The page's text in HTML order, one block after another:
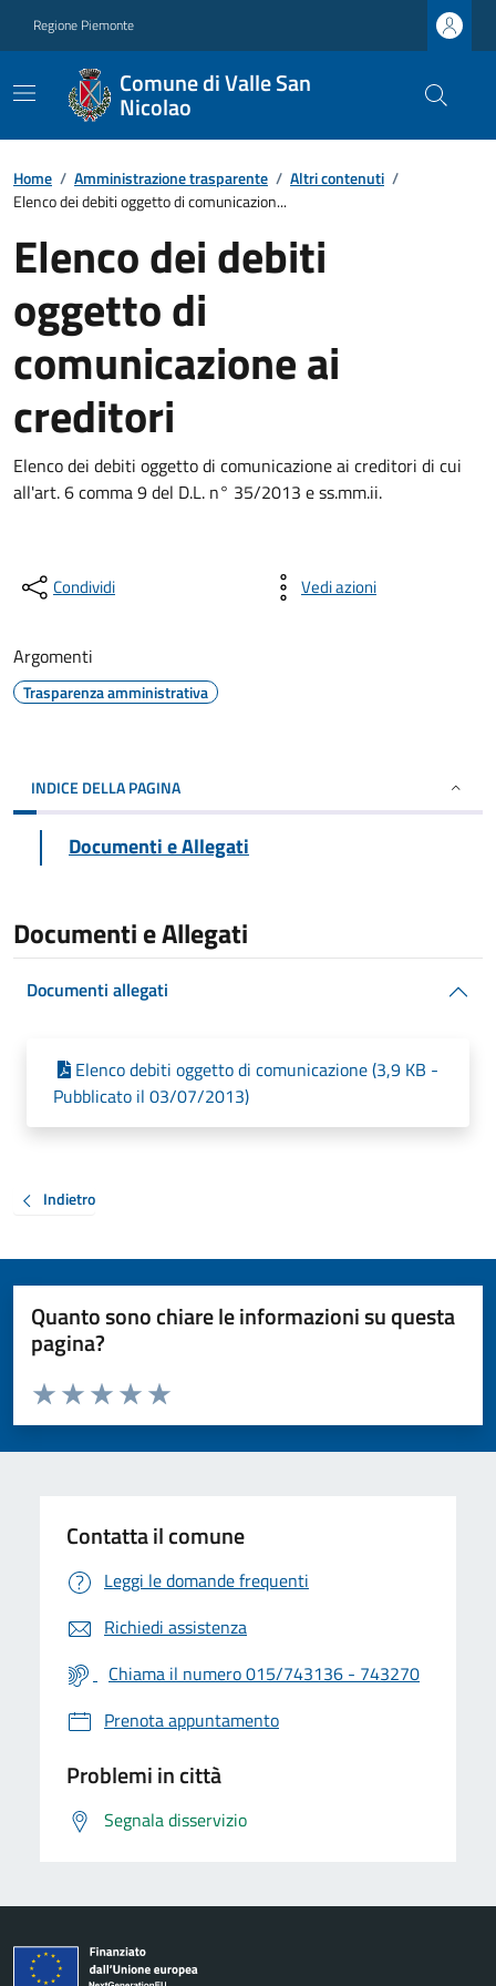
Regione Piemonte
Comune di Valle San
Nicolao
Home / Amministrazione trasparente / Altri contenuti /
Elenco dei debiti oggetto di comunicazion...
Elenco dei debiti
oggetto di
comunicazione ai
creditori
Elenco dei debiti oggetto di comunicazione ai creditori di cui
all'art. 6 comma 9 del D.L. n° 35/2013 e ss.mm.ii.
Condividi Vedi azioni
Argomenti
Trasparenza amministrativa
INDICE DELLA PAGINA
Documenti e Allegati
Documenti e Allegati
Documenti allegati
Elenco debiti oggetto di comunicazione (3,9 KB -
Pubblicato il 03/07/2013)
Indietro
Quanto sono chiare le informazioni su questa
pagina?
Valuta da 1 a 5 stelle la pagina
Valuta 5 stelle su 5
Valuta 4 stelle su 5
Valuta 3 stelle su 5
Valuta 2 stelle su 5
Valuta 1 stelle su 5
Contatta il comune
Leggi le domande frequenti
Richiedi assistenza
Chiama il numero 015/743136 - 743270
Prenota appuntamento
Problemi in città
Segnala disservizio